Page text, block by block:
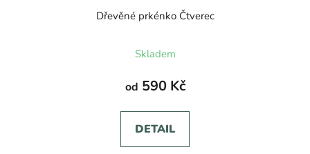
Dřevěné prkénko Čtverec
Skladem
od 590 Kč
DETAIL